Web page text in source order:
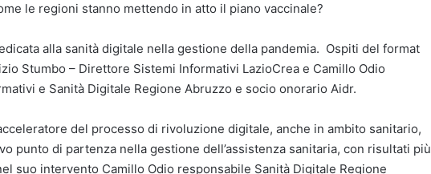
le regioni stanno mettendo in atto il piano vaccinale?
alla sanità digitale nella gestione della pandemia. Ospiti del format
Stumbo – Direttore Sistemi Informativi LazioCrea e Camillo Odio
e Sanità Digitale Regione Abruzzo e socio onorario Aidr.
del processo di rivoluzione digitale, anche in ambito sanitario,
punto di partenza nella gestione dell’assistenza sanitaria, con risultati più
suo intervento Camillo Odio responsabile Sanità Digitale Regione